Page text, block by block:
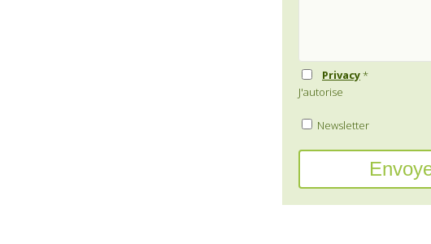
Privacy*
J'autorise
Newsletter